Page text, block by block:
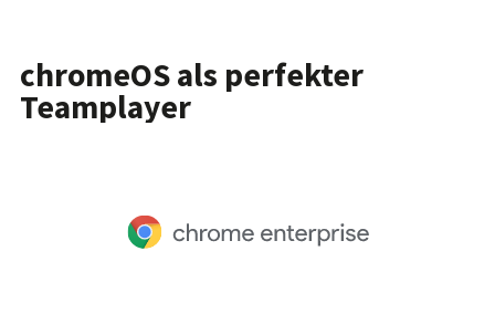
chromeOS als perfekter
Teamplayer